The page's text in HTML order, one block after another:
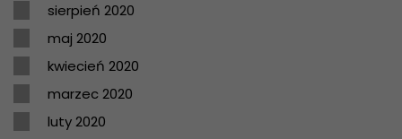
sierpień 2020
maj 2020
kwiecień 2020
marzec 2020
luty 2020